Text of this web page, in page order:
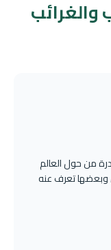
والغرائب
من حول العالم
وبعضها تعرف عنه